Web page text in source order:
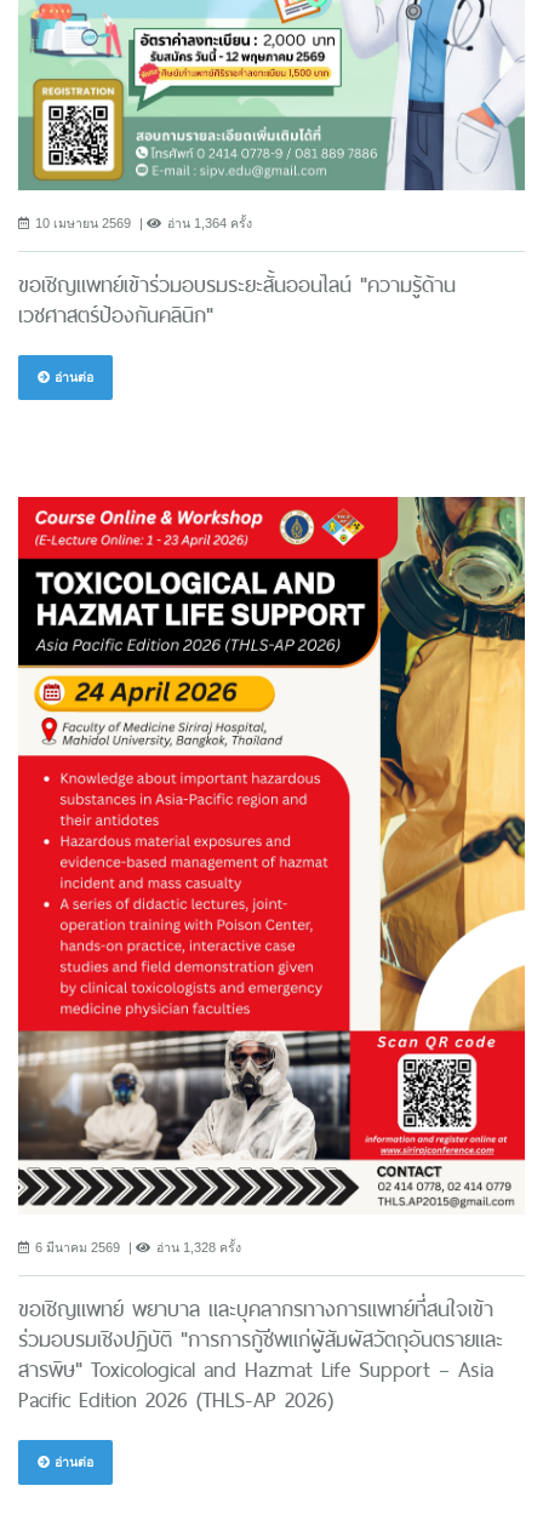
10 เมษายน 2569 อ่าน 1,364 ครั้ง
ขอเชิญแพทย์เข้าร่วมอบรมระยะสั้นออนไลน์ "ความรู้ด้าน
เวชศาสตร์ป้องกันคลินิก"
อ่านต่อ
6 มีนาคม 2569 อ่าน 1,328 ครั้ง
ขอเชิญแพทย์ พยาบาล และบุคลากรทางการแพทย์ที่สนใจเข้า
ร่วมอบรมเชิงปฏิบัติ "การการกู้ชีพแก่ผู้สัมผัสวัตถุอันตรายและ
สารพิษ" Toxicological and Hazmat Life Support – Asia
Pacific Edition 2026 (THLS-AP 2026)
อ่านต่อ